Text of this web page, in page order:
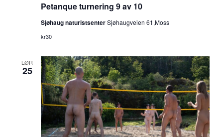
Petanque turnering 9 av 10
Sjøhaug naturistsenterSjøhaugveien 61,Moss
kr30
LØR
25